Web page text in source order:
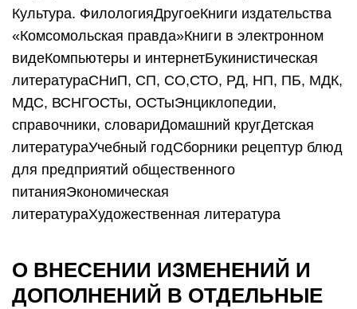
Культура. ФилологияДругоеКниги издательства
«Комсомольская правда»Книги в электронном
видеКомпьютеры и интернетБукинистическая
литератураСНиП, СП, СО,СТО, РД, НП, ПБ, МДК,
МДС, ВСНГОСТы, ОСТыЭнциклопедии,
справочники, словариДомашний кругДетская
литератураУчебный годСборники рецептур блюд
для предприятий общественного
питанияЭкономическая
литератураХудожественная литература
О ВНЕСЕНИИ ИЗМЕНЕНИЙ И
ДОПОЛНЕНИЙ В ОТДЕЛЬНЫЕ